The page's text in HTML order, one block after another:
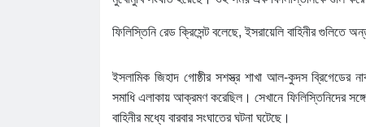
ফিলিস্তিনি রেড ক্রিসেন্ট বলেছে, ইসরায়েলি বাহিনীর
ইসলামিক জিহাদ গোষ্ঠীর সশস্ত্র শাখা আল-কুদস ব্রিগেডের
সমাধি এলাকায় আক্রমণ করেছিল। সেখানে ফিলিস্তিনিদের
বাহিনীর মধ্যে বারবার সংঘাতের ঘটনা ঘটেছে।